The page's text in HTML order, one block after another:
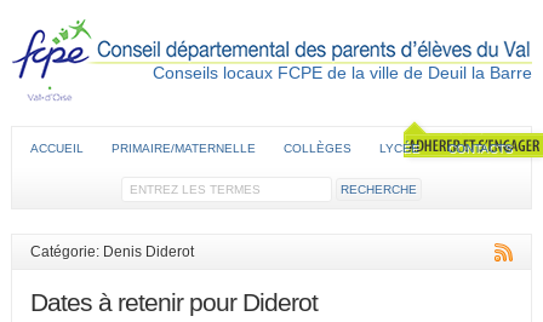
Conseils locaux FCPE de la ville de Deuil la Barre
ACCUEIL PRIMAIRE/MATERNELLE COLLÈGES LYCÉE CONTACTS
Catégorie: Denis Diderot
Dates à retenir pour Diderot